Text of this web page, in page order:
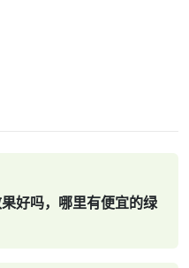
好吗，哪里有便宜的绿